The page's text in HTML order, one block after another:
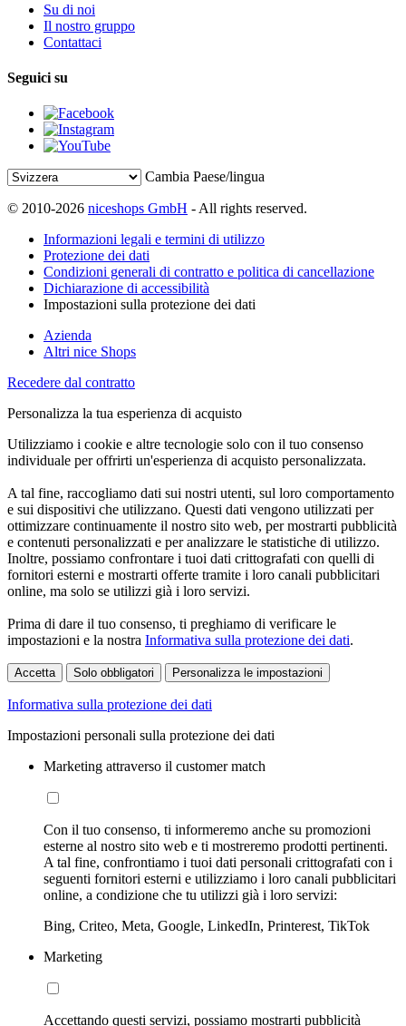
Su di noi
Il nostro gruppo
Contattaci
Seguici su
Cambia Paese/lingua
© 2010-2026 niceshops GmbH - All rights reserved.
Informazioni legali e termini di utilizzo
Protezione dei dati
Condizioni generali di contratto e politica di cancellazione
Dichiarazione di accessibilità
Impostazioni sulla protezione dei dati
Azienda
Altri nice Shops
Recedere dal contratto
Personalizza la tua esperienza di acquisto
Utilizziamo i cookie e altre tecnologie solo con il tuo consenso
individuale per offrirti un'esperienza di acquisto personalizzata.
A tal fine, raccogliamo dati sui nostri utenti, sul loro comportamento
e sui dispositivi che utilizzano. Questi dati vengono utilizzati per
ottimizzare continuamente il nostro sito web, per mostrarti pubblicità
e contenuti personalizzati e per analizzare le statistiche di utilizzo.
Inoltre, possiamo confrontare i tuoi dati crittografati con quelli di
fornitori esterni e mostrarti offerte tramite i loro canali pubblicitari
online, ma solo se utilizzi già i loro servizi.
Prima di dare il tuo consenso, ti preghiamo di verificare le
impostazioni e la nostra Informativa sulla protezione dei dati.
Accetta Solo obbligatori Personalizza le impostazioni
Informativa sulla protezione dei dati
Impostazioni personali sulla protezione dei dati
Marketing attraverso il customer match
Con il tuo consenso, ti informeremo anche su promozioni
esterne al nostro sito web e ti mostreremo prodotti pertinenti.
A tal fine, confrontiamo i tuoi dati personali crittografati con i
seguenti fornitori esterni e utilizziamo i loro canali pubblicitari
online, a condizione che tu utilizzi già i loro servizi:
Bing, Criteo, Meta, Google, LinkedIn, Printerest, TikTok
Marketing
Accettando questi servizi, possiamo mostrarti pubblicità